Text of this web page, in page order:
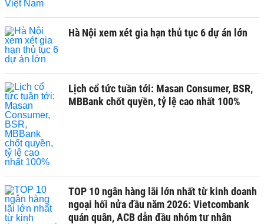
Hà Nội xem xét gia hạn thủ tục 6 dự án lớn
Lịch cổ tức tuần tới: Masan Consumer, BSR,
MBBank chốt quyền, tỷ lệ cao nhất 100%
TOP 10 ngân hàng lãi lớn nhất từ kinh doanh
ngoại hối nửa đầu năm 2026: Vietcombank
quán quân, ACB dẫn đầu nhóm tư nhân